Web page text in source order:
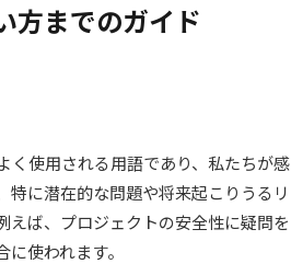
方までのガイド
く使用される用語であり、私たちが感
特に潜在的な問題や将来起こりうるリ
えば、プロジェクトの安全性に疑問を
使われます。